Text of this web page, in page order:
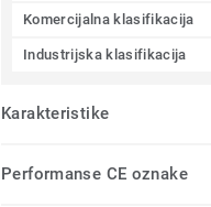
Komercijalna klasifikacija
Industrijska klasifikacija
Karakteristike
Performanse CE oznake